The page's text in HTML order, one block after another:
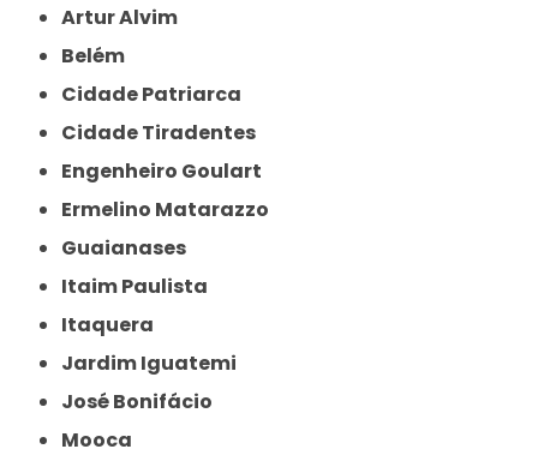
Artur Alvim
Belém
Cidade Patriarca
Cidade Tiradentes
Engenheiro Goulart
Ermelino Matarazzo
Guaianases
Itaim Paulista
Itaquera
Jardim Iguatemi
José Bonifácio
Mooca